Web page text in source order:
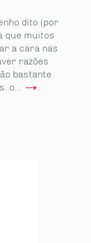
dito (por
que muitos
a cara nas
razões
bastante
o...→